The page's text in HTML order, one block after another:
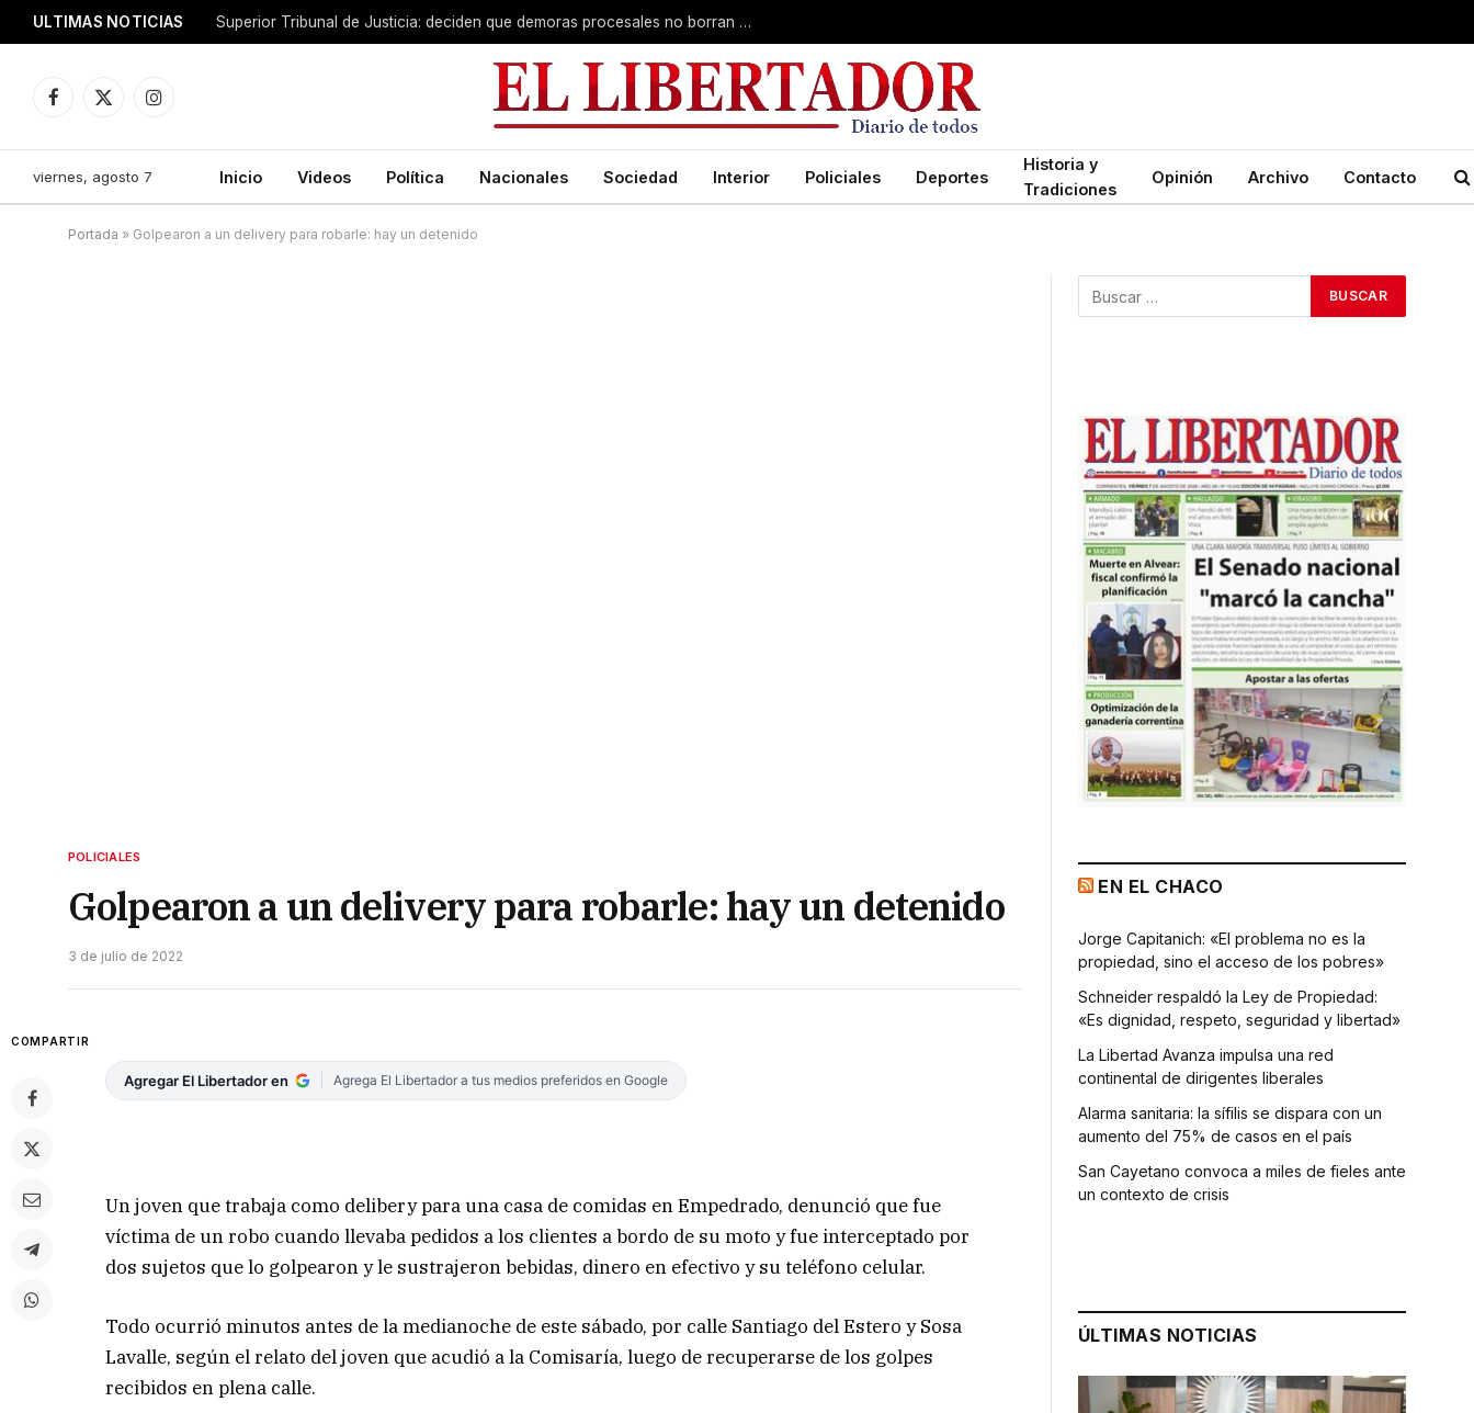
ULTIMAS NOTICIAS Superior Tribunal de Justicia: deciden que demoras procesales no borran delitos graves
Facebook
X
Instagram
viernes, agosto 7 Inicio Videos Política Nacionales Sociedad Interior Policiales Deportes
Historia y
Tradiciones
Opinión Archivo Contacto
Portada » Golpearon a un delivery para robarle: hay un detenido
POLICIALES
Golpearon a un delivery para robarle: hay un detenido
3 de julio de 2022
COMPARTIR
Agregar El Libertador en Agrega El Libertador a tus medios preferidos en Google
Un joven que trabaja como delibery para una casa de comidas en Empedrado, denunció que fue
víctima de un robo cuando llevaba pedidos a los clientes a bordo de su moto y fue interceptado por
dos sujetos que lo golpearon y le sustrajeron bebidas, dinero en efectivo y su teléfono celular.
Todo ocurrió minutos antes de la medianoche de este sábado, por calle Santiago del Estero y Sosa
Lavalle, según el relato del joven que acudió a la Comisaría, luego de recuperarse de los golpes
recibidos en plena calle.
EN EL CHACO
Jorge Capitanich: «El problema no es la
propiedad, sino el acceso de los pobres»
Schneider respaldó la Ley de Propiedad:
«Es dignidad, respeto, seguridad y libertad»
La Libertad Avanza impulsa una red
continental de dirigentes liberales
Alarma sanitaria: la sífilis se dispara con un
aumento del 75% de casos en el país
San Cayetano convoca a miles de fieles ante
un contexto de crisis
ÚLTIMAS NOTICIAS